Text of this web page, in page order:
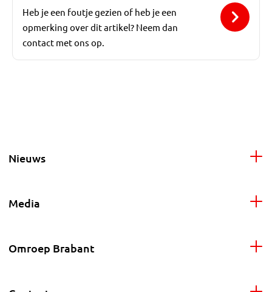
Heb je een foutje gezien of heb je een
opmerking over dit artikel? Neem dan
contact met ons op.
Nieuws
Media
Omroep Brabant